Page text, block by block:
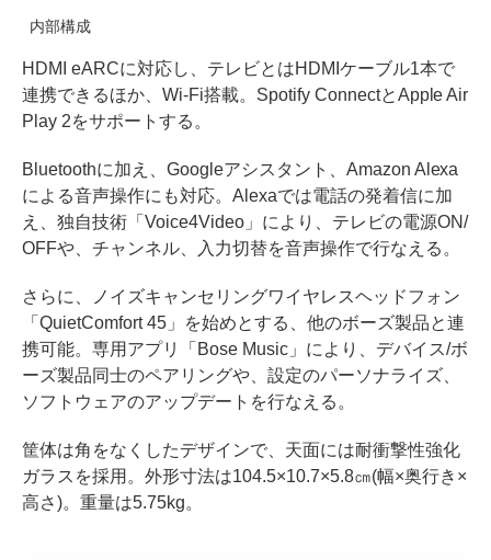
内部構成
HDMI eARCに対応し、テレビとはHDMIケーブル1本で
連携できるほか、Wi-Fi搭載。Spotify ConnectとApple Air
Play 2をサポートする。
Bluetoothに加え、Googleアシスタント、Amazon Alexa
による音声操作にも対応。Alexaでは電話の発着信に加
え、独自技術「Voice4Video」により、テレビの電源ON/
OFFや、チャンネル、入力切替を音声操作で行なえる。
さらに、ノイズキャンセリングワイヤレスヘッドフォン
「QuietComfort 45」を始めとする、他のボーズ製品と連
携可能。専用アプリ「Bose Music」により、デバイス/ボ
ーズ製品同士のペアリングや、設定のパーソナライズ、
ソフトウェアのアップデートを行なえる。
筐体は角をなくしたデザインで、天面には耐衝撃性強化
ガラスを採用。外形寸法は104.5×10.7×5.8㎝(幅×奥行き×
高さ)。重量は5.75kg。